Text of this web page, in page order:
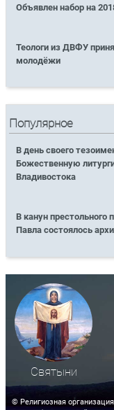
Объявлен набор на
Теологи из ДВФУ
молодёжи
Популярное
В день своего
Божественную
Владивостока
В канун престольного
Павла состоялось
Святыни
© Религиозная